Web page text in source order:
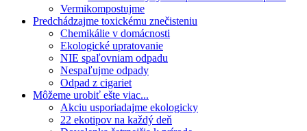
Vermikompostujme
Predchádzajme toxickému znečisteniu
Chemikálie v domácnosti
Ekologické upratovanie
NIE spaľovniam odpadu
Nespaľujme odpady
Odpad z cigariet
Môžeme urobiť ešte viac...
Akciu usporiadajme ekologicky
22 ekotipov na každý deň